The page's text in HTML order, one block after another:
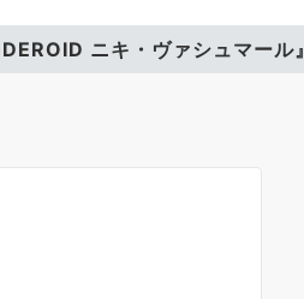
ニキ・ヴァシュマール』